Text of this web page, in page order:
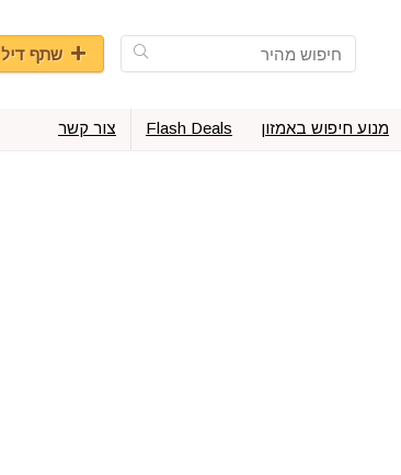
שתף דיל
מנוע חיפוש באמזון Flash Deals צור קשר